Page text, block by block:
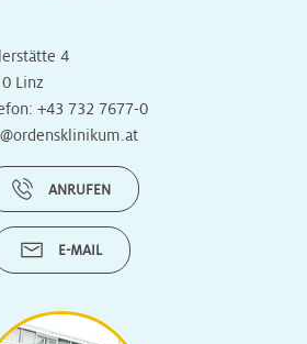
4
Linz
+43 732 7677-0
ANRUFEN
E-MAIL